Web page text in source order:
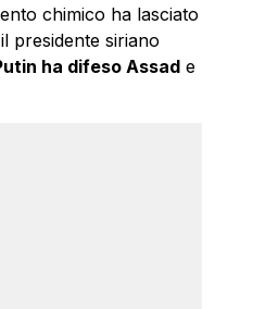
chimico ha lasciato
presidente siriano
ha difeso Assade